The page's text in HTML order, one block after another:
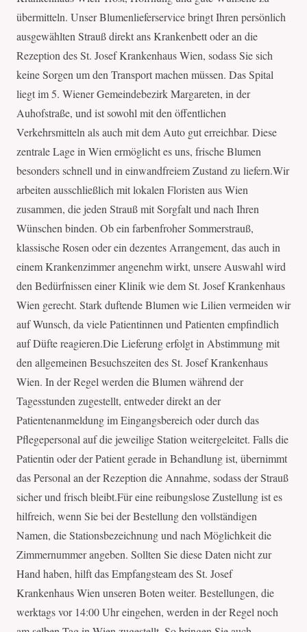
übermitteln. Unser Blumenlieferservice bringt Ihren persönlich
ausgewählten Strauß direkt ans Krankenbett oder an die
Rezeption des St. Josef Krankenhaus Wien, sodass Sie sich
keine Sorgen um den Transport machen müssen. Das Spital
liegt im 5. Wiener Gemeindebezirk Margareten, in der
Auhofstraße, und ist sowohl mit den öffentlichen
Verkehrsmitteln als auch mit dem Auto gut erreichbar. Diese
zentrale Lage in Wien ermöglicht es uns, frische Blumen
besonders schnell und in einwandfreiem Zustand zu liefern.Wir
arbeiten ausschließlich mit lokalen Floristen aus Wien
zusammen, die jeden Strauß mit Sorgfalt und nach Ihren
Wünschen binden. Ob ein farbenfroher Sommerstrauß,
klassische Rosen oder ein dezentes Arrangement, das auch in
einem Krankenzimmer angenehm wirkt, unsere Auswahl wird
den Bedürfnissen einer Klinik wie dem St. Josef Krankenhaus
Wien gerecht. Stark duftende Blumen wie Lilien vermeiden wir
auf Wunsch, da viele Patientinnen und Patienten empfindlich
auf Düfte reagieren.Die Lieferung erfolgt in Abstimmung mit
den allgemeinen Besuchszeiten des St. Josef Krankenhaus
Wien. In der Regel werden die Blumen während der
Tagesstunden zugestellt, entweder direkt an der
Patientenanmeldung im Eingangsbereich oder durch das
Pflegepersonal auf die jeweilige Station weitergeleitet. Falls die
Patientin oder der Patient gerade in Behandlung ist, übernimmt
das Personal an der Rezeption die Annahme, sodass der Strauß
sicher und frisch bleibt.Für eine reibungslose Zustellung ist es
hilfreich, wenn Sie bei der Bestellung den vollständigen
Namen, die Stationsbezeichnung und nach Möglichkeit die
Zimmernummer angeben. Sollten Sie diese Daten nicht zur
Hand haben, hilft das Empfangsteam des St. Josef
Krankenhaus Wien unseren Boten weiter. Bestellungen, die
werktags vor 14:00 Uhr eingehen, werden in der Regel noch